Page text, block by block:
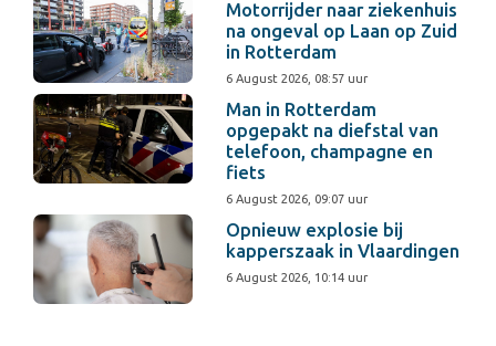
Motorrijder naar ziekenhuis
na ongeval op Laan op Zuid
in Rotterdam
6 August 2026, 08:57 uur
Man in Rotterdam
opgepakt na diefstal van
telefoon, champagne en
fiets
6 August 2026, 09:07 uur
Opnieuw explosie bij
kapperszaak in Vlaardingen
6 August 2026, 10:14 uur